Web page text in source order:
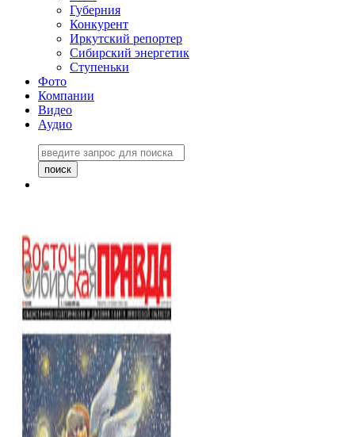
Губерния
Конкурент
Иркутский репортер
Сибирский энергетик
Ступеньки
Фото
Компании
Видео
Аудио